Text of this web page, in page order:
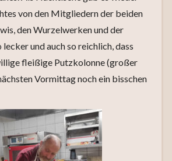
von den Mitgliedern der beiden
den Wurzelwerken und der
lecker und auch so reichlich, dass
fleißige Putzkolonne (großer
Vormittag noch ein bisschen